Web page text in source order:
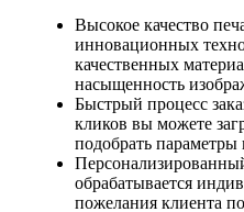
Высокое качество
инновационных
качественных
насыщенность
Быстрый процесс
кликов вы можете
подобрать параметры
обрабатывается
пожелания клиента